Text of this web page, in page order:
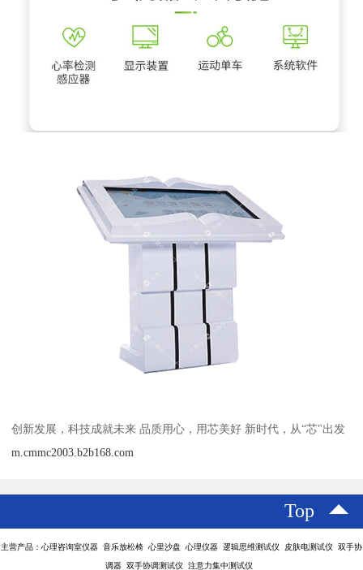
创新发展，科技成就未来 品质用心，用芯美好 新时代，从“芯"出发
m.cmmc2003.b2b168.com
Top
主营产品：心理咨询室仪器 音乐放松椅 心里沙盘 心理仪器 逻辑思维测试仪 皮肤电测试仪 双手协
调器 双手协调测试仪 注意力集中测试仪